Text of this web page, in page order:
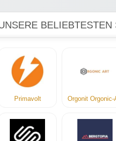
BELIEBTESTEN
Primavolt Orgonit Orgonic-